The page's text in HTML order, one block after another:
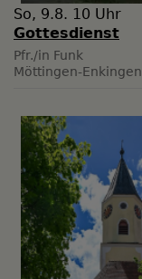
So, 9.8. 10 Uhr
Gottesdienst
Pfr./in Funk
Möttingen-Enkingen